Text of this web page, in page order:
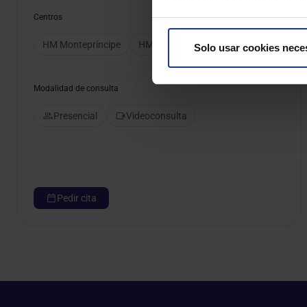
Solo usar cookies
Centros
HM Montepríncipe HM Puerta del Sur
Modalidad de consulta
Presencial Videoconsulta
Pedir cita